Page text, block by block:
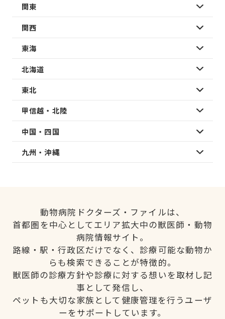
関東
関西
東海
北海道
東北
甲信越・北陸
中国・四国
九州・沖縄
動物病院ドクターズ・ファイルは、
首都圏を中心としてエリア拡大中の獣医師・動物
病院情報サイト。
路線・駅・行政区だけでなく、診療可能な動物か
らも検索できることが特徴的。
獣医師の診療方針や診療に対する想いを取材し記
事として発信し、
ペットも大切な家族として健康管理を行うユーザ
ーをサポートしています。